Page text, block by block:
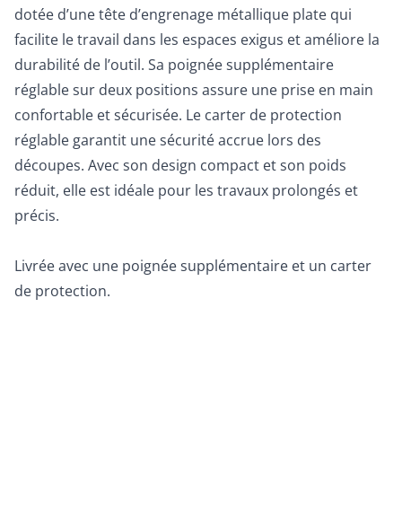
dotée d’une tête d’engrenage métallique plate qui
facilite le travail dans les espaces exigus et améliore la
durabilité de l’outil. Sa poignée supplémentaire
réglable sur deux positions assure une prise en main
confortable et sécurisée. Le carter de protection
réglable garantit une sécurité accrue lors des
découpes. Avec son design compact et son poids
réduit, elle est idéale pour les travaux prolongés et
précis.
Livrée avec une poignée supplémentaire et un carter
de protection.